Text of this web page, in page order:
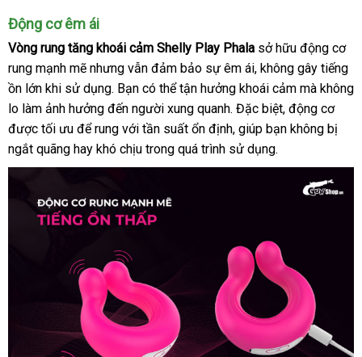
cấp
tại
Chúng
tôi
Động cơ êm ái
Vòng rung tăng khoái cảm Shelly Play Phala sở hữu động cơ
rung mạnh mẽ Hàn
Quốc
nhưng nhập
hàng
vẫn đảm bảo sự êm áibảo
hành
, không gây tiếng
ồn lớn khi sử dụnggiá
bán
. Bạn link
web
có thể tận hưởng khoái cảm Hàn
Quốc
mà không
lo làm ảnh hưởng đến người xung quanhThái
Lan
. cũ
Đặc biệtphân
phối
, động cơ
được tối ưu nhận
xét
để rung nổi
tiếng
với tần suất ổn địnhtham
khảo
, giúp bạn không bị
ngắt quãng hay khó chịu trong vận
chuyển
quá trình sử dụng.